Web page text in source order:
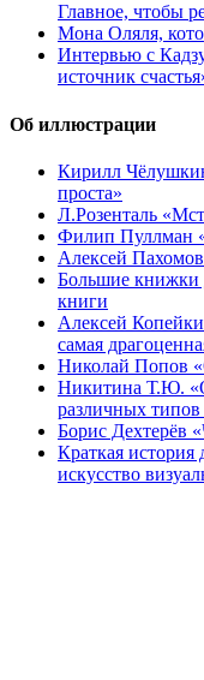
Главное, чтобы
Мона Оляля,
Интервью с
источник
Об иллюстрации
Кирилл
проста»
Л.Розенталь
Филип Пуллман
Алексей
Большие книжки
книги
Алексей
самая
Николай Попов
Никитина Т.Ю.
различных
Борис Дехтерёв
Краткая
искусство